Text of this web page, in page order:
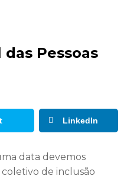
Pessoas
LinkedIn
data devemos
de inclusão